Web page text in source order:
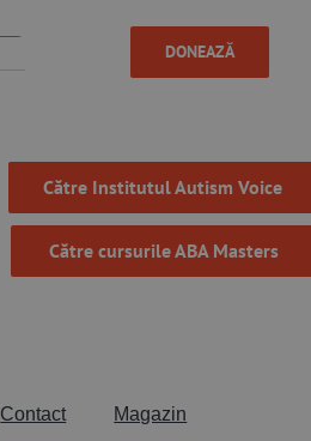
DONEAZĂ
Către Institutul Autism Voice
Către cursurile ABA Masters
Contact Magazin